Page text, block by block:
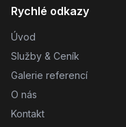
Rychlé odkazy
Úvod
Služby & Ceník
Galerie referencí
O nás
Kontakt